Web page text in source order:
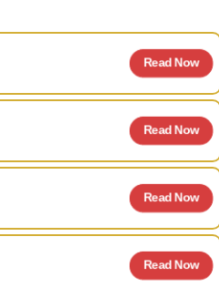
Read Now
Read Now
Read Now
Read Now